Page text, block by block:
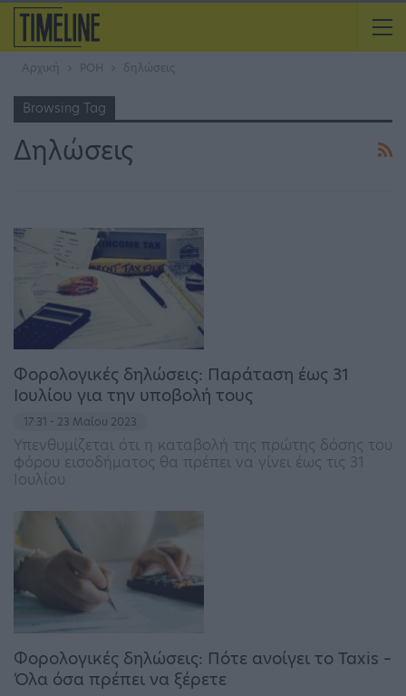
Αρχική ΡΟΗ δηλώσεις
Browsing Tag
Δηλώσεις
Φορολογικές δηλώσεις: Παράταση έως 31
Ιουλίου για την υποβολή τους
17:31 - 23 Μαΐου 2023
Υπενθυμίζεται ότι η καταβολή της πρώτης δόσης του
φόρου εισοδήματος θα πρέπει να γίνει έως τις 31
Ιουλίου
Φορολογικές δηλώσεις: Πότε ανοίγει το Taxis –
Όλα όσα πρέπει να ξέρετε